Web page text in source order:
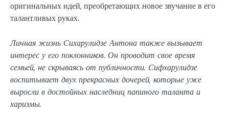
оригинальных идей, преобретающих новое звучание в его
талантливых руках.
Личная жизнь Сихарулидзе Антона также вызывает
интерес у его поклонников. Он проводит свое время
семьей, не скрываясь от публичности. Сифхарулидзе
воспитывает двух прекрасных дочерей, которые уже
выросли в достойных наследниц папиного таланта и
харизмы.